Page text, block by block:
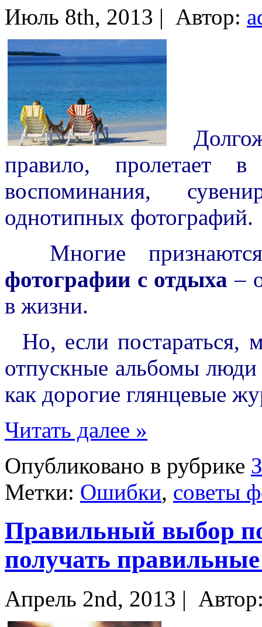
Июль 8th, 2013 | Автор:
правило, пролетает
воспоминания,
однотипных фотографий.
Многие
фотографии с отдыха –
в жизни.
Но, если постараться,
отпускные альбомы
как дорогие глянцевые
Читать далее »
Опубликовано в рубрике
Метки: Ошибки, советы
Правильный выбор
получать
Апрель 2nd, 2013 |